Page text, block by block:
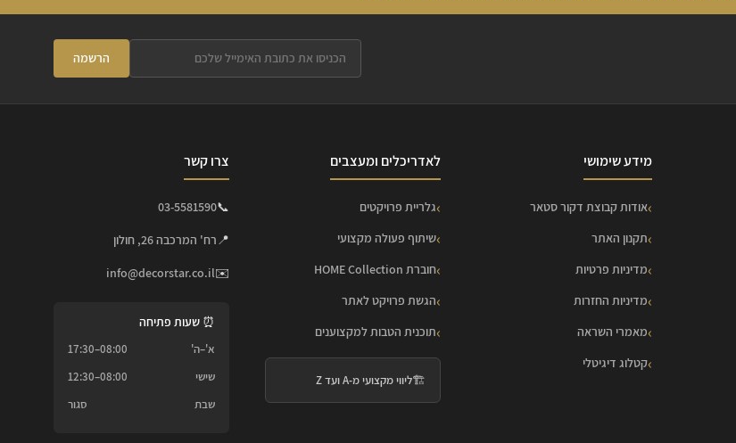
הרשמה
מידע שימושי
אודות קבוצת דקור סטאר
תקנון האתר
מדיניות פרטיות
מדיניות החזרות
מאמרי השראה
קטלוג דיגיטלי
לאדריכלים ומעצבים
גלריית פרויקטים
שיתוף פעולה מקצועי
חוברת HOME Collection
הגשת פרויקט לאתר
תוכנית הטבות למקצוענים
🏗️ליווי מקצועי מ-A ועד Z
צרו קשר
📞
03-5581590
📍 רח' המרכבה 26, חולון
✉️
info@decorstar.co.il
⏰ שעות פתיחה
א'–ה'
08:00–17:30
שישי
08:00–12:30
שבת
סגור